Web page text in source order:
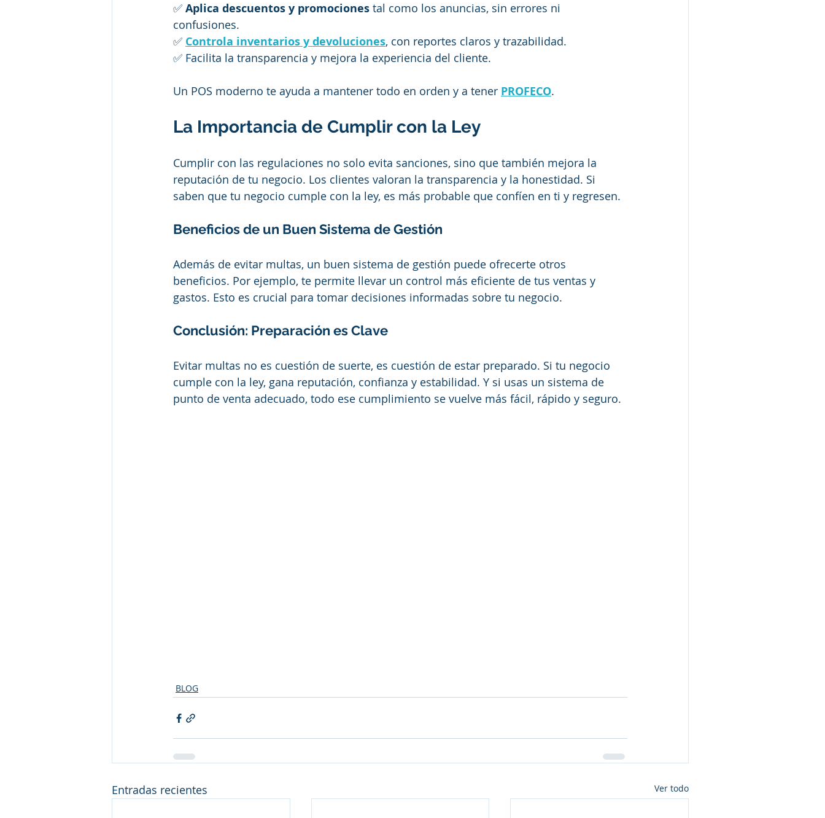
✅ Aplica descuentos y promociones tal como los anuncias, sin errores ni
confusiones.
✅ Controla inventarios y devoluciones, con reportes claros y trazabilidad.
✅ Facilita la transparencia y mejora la experiencia del cliente.
Un POS moderno te ayuda a mantener todo en orden y a tener PROFECO.
La Importancia de Cumplir con la Ley
Cumplir con las regulaciones no solo evita sanciones, sino que también mejora la
reputación de tu negocio. Los clientes valoran la transparencia y la honestidad. Si
saben que tu negocio cumple con la ley, es más probable que confíen en ti y regresen.
Beneficios de un Buen Sistema de Gestión
Además de evitar multas, un buen sistema de gestión puede ofrecerte otros
beneficios. Por ejemplo, te permite llevar un control más eficiente de tus ventas y
gastos. Esto es crucial para tomar decisiones informadas sobre tu negocio.
Conclusión: Preparación es Clave
Evitar multas no es cuestión de suerte, es cuestión de estar preparado. Si tu negocio
cumple con la ley, gana reputación, confianza y estabilidad. Y si usas un sistema de
punto de venta adecuado, todo ese cumplimiento se vuelve más fácil, rápido y seguro.
BLOG
Entradas recientes Ver todo